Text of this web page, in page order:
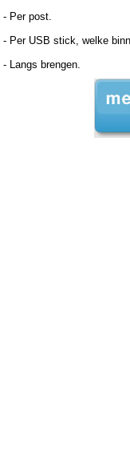
- Per post.
- Per USB stick, welke
- Langs brengen.